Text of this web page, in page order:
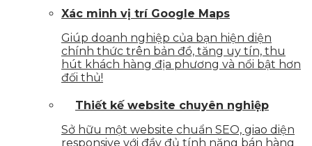
Xác minh vị trí Google Maps
Giúp doanh nghiệp của bạn hiện diện
chính thức trên bản đồ, tăng uy tín, thu
hút khách hàng địa phương và nổi bật hơn
đối thủ!
Thiết kế website chuyên nghiệp
Sở hữu một website chuẩn SEO, giao diện
responsive với đầy đủ tính năng bán hàng